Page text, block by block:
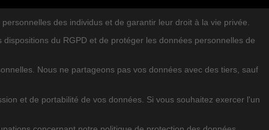
RECHERCHER DANS LE BLOG
des individus et de garantir leur droit à la vie privée.
du RGPD et de protéger les données personnelles de
Nous ne partageons pas vos données avec des tiers, sauf
et de portabilité de vos données. Si vous souhaitez exercer l'un